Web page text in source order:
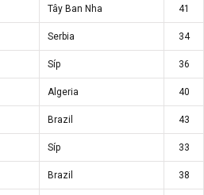
Tây Ban Nha 41
Serbia 34
Síp 36
Algeria 40
Brazil 43
Síp 33
Brazil 38